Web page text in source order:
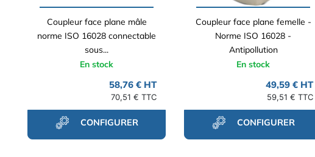
Coupleur face plane mâle
norme ISO 16028 connectable
sous...
En stock
58,76 € HT
70,51 € TTC
CONFIGURER
Coupleur face plane femelle -
Norme ISO 16028 -
Antipollution
En stock
49,59 € HT
59,51 € TTC
CONFIGURER